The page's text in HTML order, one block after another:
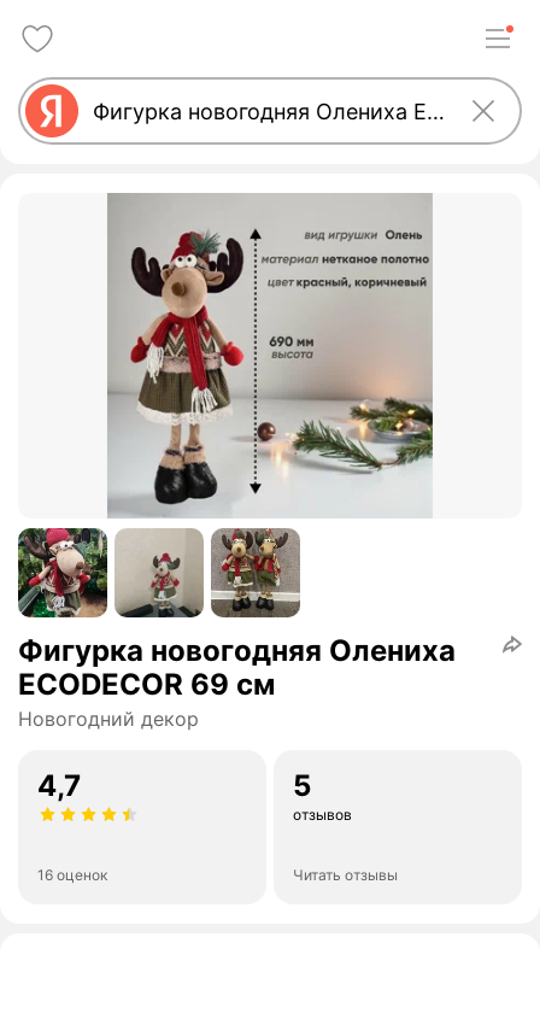
Фигурка новогодняя Олениха
ECODECOR 69 см
Новогодний декор
4,7
16 оценок
5
отзывов
Читать отзывы